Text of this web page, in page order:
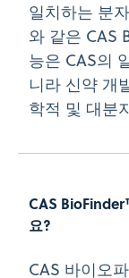
일치하는 분
와 같은 CAS
능은 CAS의
니라 신약 개
학적 및 대분
CAS
요?
CAS 바이오